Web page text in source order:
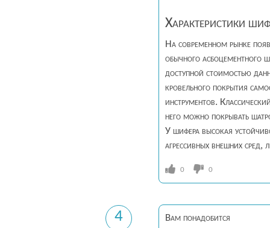
Характеристики
На современном рынке
обычного асбоцементного
доступной стоимостью
кровельного покрытия
инструментов.
него можно покрывать
У шифера высокая
агрессивных внешних сред,
0 0
4
Вам понадобится